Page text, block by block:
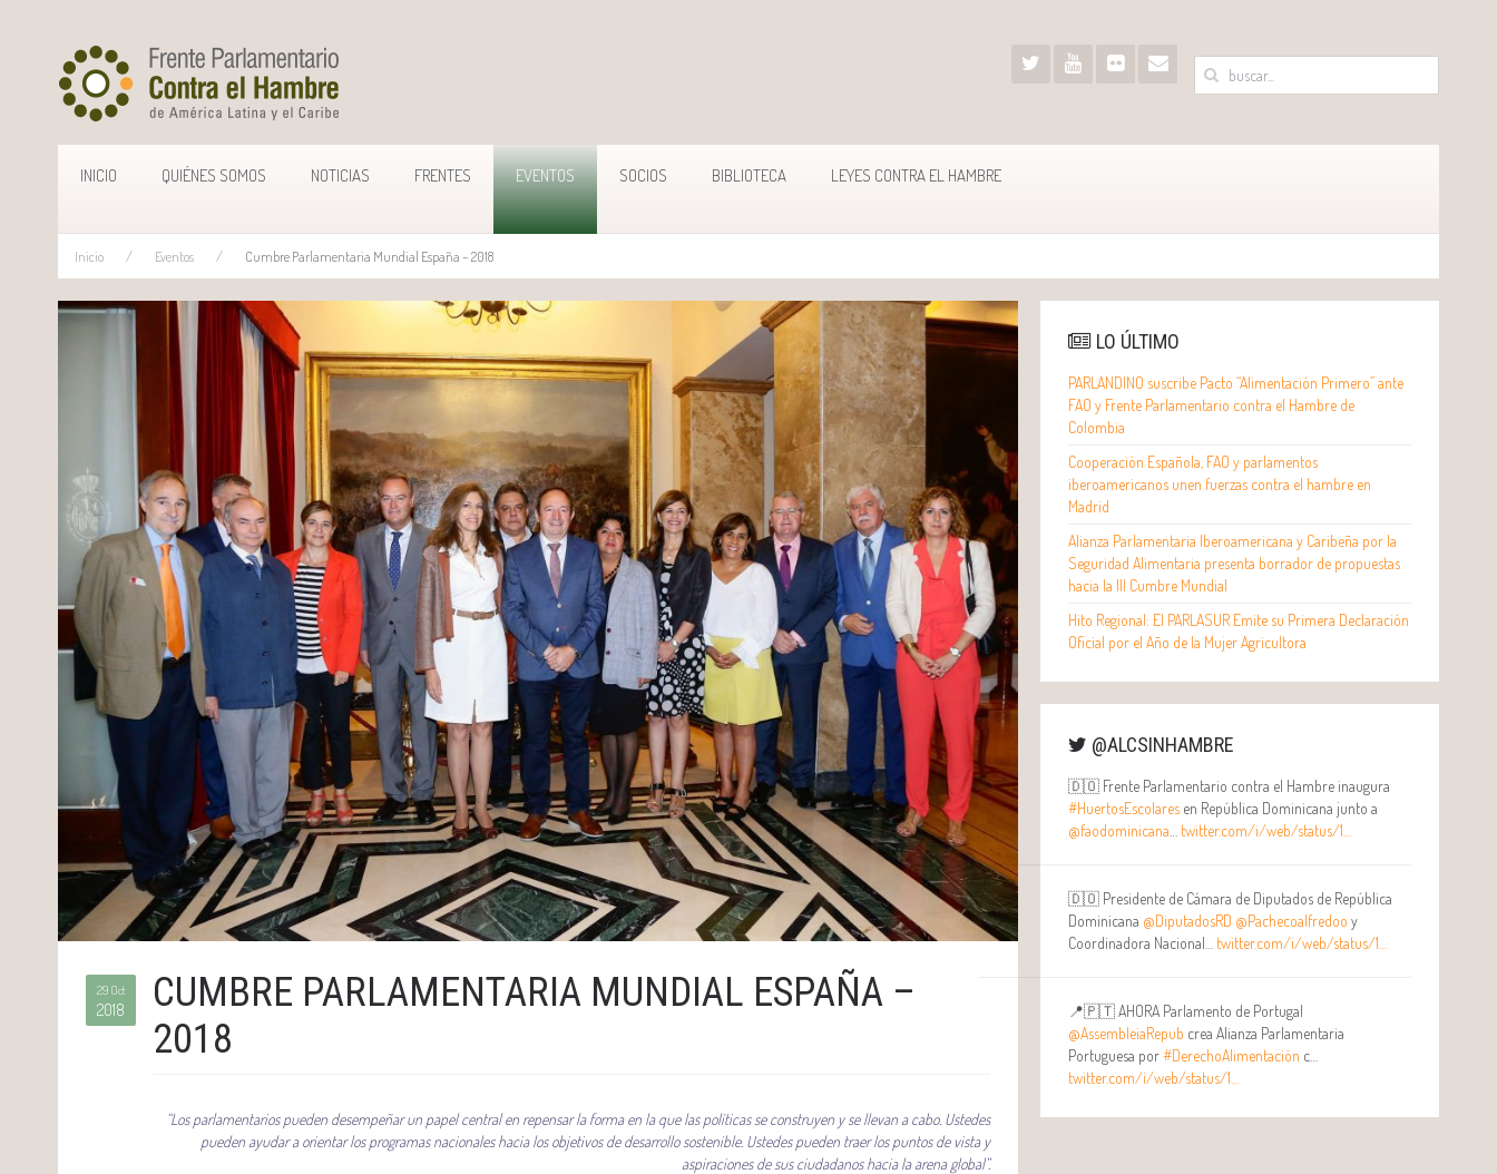
INICIO QUIÉNES SOMOS NOTICIAS FRENTES EVENTOS SOCIOS BIBLIOTECA LEYES CONTRA EL HAMBRE
Inicio Eventos Cumbre Parlamentaria Mundial España – 2018
29 Oct
2018
CUMBRE PARLAMENTARIA MUNDIAL ESPAÑA –
2018
“Los parlamentarios pueden desempeñar un papel central en repensar la forma en la que las políticas se construyen y se llevan a cabo. Ustedes
pueden ayudar a orientar los programas nacionales hacia los objetivos de desarrollo sostenible. Ustedes pueden traer los puntos de vista y
aspiraciones de sus ciudadanos hacia la arena global”.
LO ÚLTIMO
PARLANDINO suscribe Pacto “Alimentación Primero” ante
FAO y Frente Parlamentario contra el Hambre de
Colombia
Cooperación Española, FAO y parlamentos
iberoamericanos unen fuerzas contra el hambre en
Madrid
Alianza Parlamentaria Iberoamericana y Caribeña por la
Seguridad Alimentaria presenta borrador de propuestas
hacia la III Cumbre Mundial
Hito Regional: El PARLASUR Emite su Primera Declaración
Oficial por el Año de la Mujer Agricultora
@ALCSINHAMBRE
🇩🇴 Frente Parlamentario contra el Hambre inaugura
#HuertosEscolares en República Dominicana junto a
@faodominicana
twitter.com/i/web/status/1…
🇩🇴 Presidente de Cámara de Diputados de República
Dominicana @DiputadosRD @Pachecoalfredoo y
Coordinadora Nacional… twitter.com/i/web/status/1…
📍🇵🇹 AHORA Parlamento de Portugal
@AssembleiaRepub crea Alianza Parlamentaria
Portuguesa por#DerechoAlimentación c…
twitter.com/i/web/status/1…